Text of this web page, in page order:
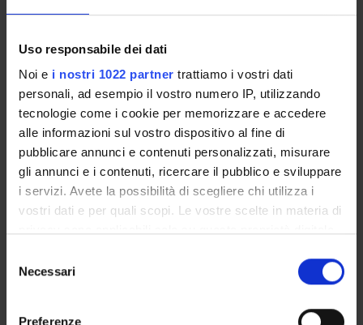
Uso responsabile dei dati
Noi e i nostri 1022 partner trattiamo i vostri dati
personali, ad esempio il vostro numero IP, utilizzando
tecnologie come i cookie per memorizzare e accedere
alle informazioni sul vostro dispositivo al fine di
pubblicare annunci e contenuti personalizzati, misurare
gli annunci e i contenuti, ricercare il pubblico e sviluppare
i servizi. Avete la possibilità di scegliere chi utilizza i
vostri dati e per quali scopi. Le vostre scelte in materia di
modificare o revocare il proprio consenso in qualsiasi
momento dalla Dichiarazione sui cookie o facendo clic
delNecessari
Preferenze
Presentazione
maturato conoscenze teoriche, scientifiche e
strumentale, della metodologia clinica, dei trattamenti